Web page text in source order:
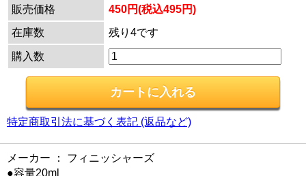
販売価格
450円(税込495円)
在庫数
残り4です
購入数
特定商取引法に基づく表記 (返品など)
メーカー ： フィニッシャーズ
●容量20ml